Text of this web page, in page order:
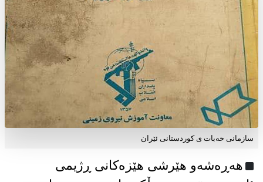
سازمانی خەبات ی كوردستانی ئێران
هەڕەشەو هێرشی هێزەکانی ڕژیمی